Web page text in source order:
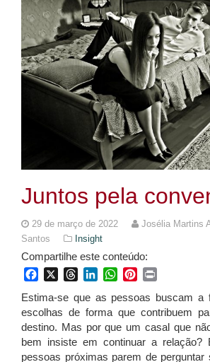
Juntos pela
29 de março de 2022
Josélia Martins
Santos
Insight
Compartilhe este conteúdo:
FacebookThreadsLinkedInWhatsApp
Pinterest
Estima-se que as pessoas buscam a
escolhas de forma que contribuem
destino. Mas por que um casal que
bem insiste em continuar a relação?
pessoas próximas parem de perguntar